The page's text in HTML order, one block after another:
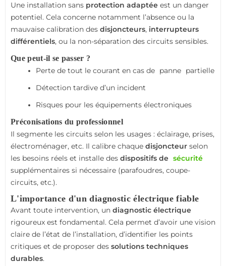
Une installation sans protection adaptée est un danger
potentiel. Cela concerne notamment l’absence ou la
mauvaise calibration des disjoncteurs, interrupteurs
différentiels, ou la non-séparation des circuits sensibles.
Que peut-il se passer ?
Perte de tout le courant en cas de panne partielle
Détection tardive d’un incident
Risques pour les équipements électroniques
Préconisations du professionnel
Il segmente les circuits selon les usages : éclairage, prises,
électroménager, etc. Il calibre chaque disjoncteur selon
les besoins réels et installe des dispositifs de sécurité
supplémentaires si nécessaire (parafoudres, coupe-
circuits, etc.).
L'importance d'un diagnostic électrique fiable
Avant toute intervention, un diagnostic électrique
rigoureux est fondamental. Cela permet d’avoir une vision
claire de l’état de l’installation, d’identifier les points
critiques et de proposer des solutions techniques
durables.